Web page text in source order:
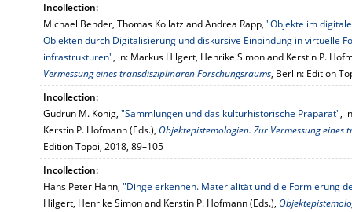
Incollection:
Michael Bender, Thomas Kollatz and Andrea Rapp, "Objekte im
Objekten durch Digitalisierung und diskursive Einbindung in virtuelle
infrastrukturen", in: Markus Hilgert, Henrike Simon and Kerstin P.
Vermessung eines transdisziplinären Forschungsraums, Berlin: Edition
Incollection:
Gudrun M. König, "Sammlungen und das kulturhistorische Präparat",
Kerstin P. Hofmann (Eds.), Objektepistemologien. Zur Vermessung
Edition Topoi, 2018, 89–105
Incollection:
Hans Peter Hahn, "Dinge erkennen. Materialität und die Formierung
Hilgert, Henrike Simon and Kerstin P. Hofmann (Eds.),